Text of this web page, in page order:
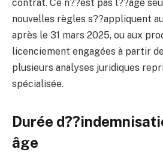
contrat. Ce n??est pas l??âge
nouvelles règles s??appliquent
après le 31 mars 2025, ou aux
licenciement engagées à partir
plusieurs analyses juridiques
spécialisée.
Durée
âge